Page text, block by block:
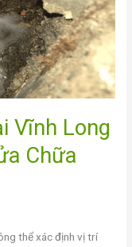
Vĩnh Long
Chữa
thể xác định vị trí